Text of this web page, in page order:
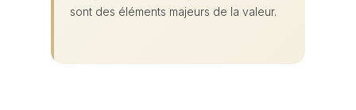
sont des éléments majeurs de la valeur.